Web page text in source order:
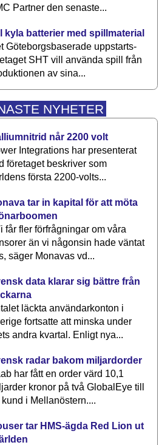
Partner den senaste...
kyla batterier med spillmaterial
Göteborgsbaserade upp­starts­
SHT vill använda spill från
av sina...
NYHETER
når 2200 volt
Integrations har presenterat
företaget beskriver som
första 2200-volts...
tar in kapital för att möta
får fler förfrågningar om våra
än vi någonsin hade väntat
säger Monavas vd...
data klarar sig bättre från
läckta användarkonton i
fortsatte att minska under
andra kvartal. Enligt nya...
radar bakom miljardorder
har fått en order värd 10,1
kronor på två GlobalEye till
i Mellanöstern....
tar HMS-ägda Red Lion ut